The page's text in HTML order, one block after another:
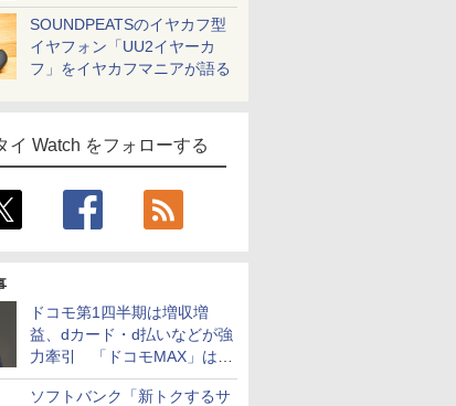
SOUNDPEATSのイヤカフ型
イヤフォン「UU2イヤーカ
フ」をイヤカフマニアが語る
イ Watch をフォローする
ドコモ第1四半期は増収増
益、dカード・d払いなどが強
力牽引 「ドコモMAX」は
400万契約突破
ソフトバンク「新トクするサ